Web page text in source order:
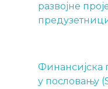
развојне
Финансијска
у пословању